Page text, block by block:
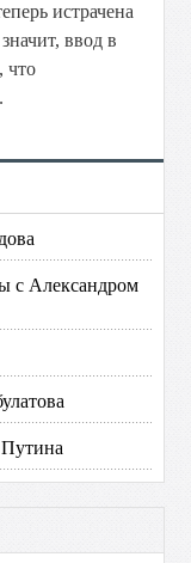
истрачена
ввод в
что
с Александром